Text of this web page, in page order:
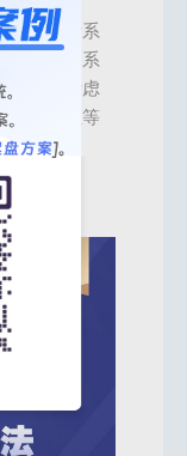
不仅要看系
用，确保系
要综合考虑
和适应性等